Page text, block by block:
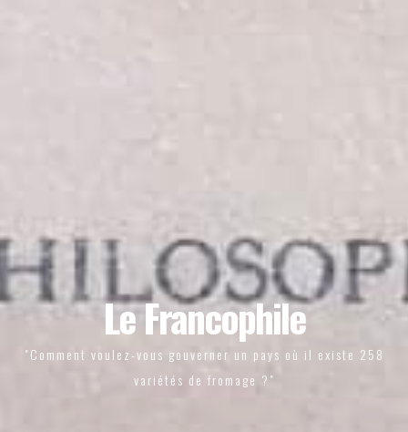
Le Francophile
"Comment voulez-vous gouverner un pays où il existe 258
variétés de fromage ?"